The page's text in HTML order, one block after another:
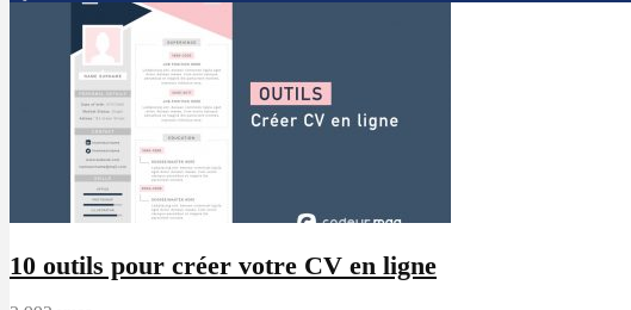
10 outils pour créer votre CV en ligne